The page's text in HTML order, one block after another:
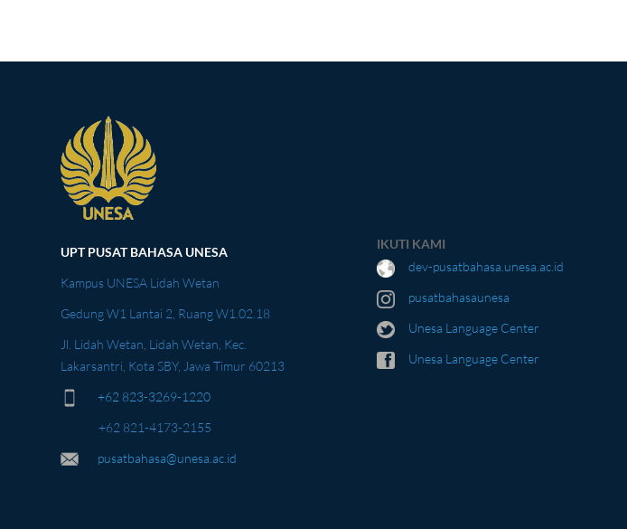
UPT PUSAT BAHASA UNESA
Kampus UNESA Lidah Wetan
Gedung W1 Lantai 2, Ruang W1.02.18
Jl. Lidah Wetan, Lidah Wetan, Kec.
Lakarsantri, Kota SBY, Jawa Timur 60213
+62 823-3269-1220
+62 821-4173-2155
pusatbahasa@unesa.ac.id
IKUTI KAMI
dev-pusatbahasa.unesa.ac.id
pusatbahasaunesa
Unesa Language Center
Unesa Language Center